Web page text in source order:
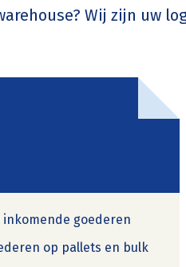
Wij zijn uw
inkomende goederen
op pallets en bulk